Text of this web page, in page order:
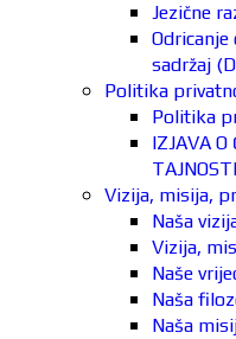
Jezične
sadržaj
Politika
Politika
IZJAVA O
Vizija, misija,
Naša
Vizija,
Naše
Naša
Naša